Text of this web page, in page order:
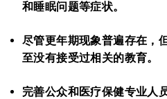
和睡眠问题等症状。
尽管更年期现象普遍存在，
至没有接受过相关的教育。
完善公众和医疗保健专业人